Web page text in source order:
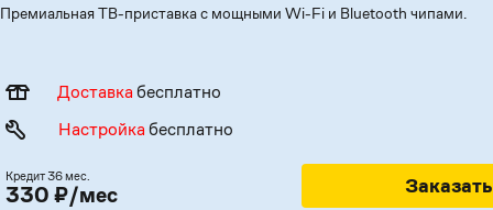
Премиальная ТВ-приставка с мощными Wi-Fi и Bluetooth чипами.
Доставкабесплатно
Настройкабесплатно
Кредит36 мес.
330 ₽/мес Заказать